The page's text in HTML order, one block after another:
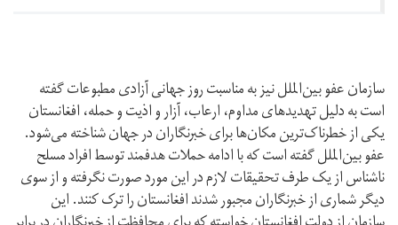
سازمان عفو بین‌الملل نیز به مناسبت روز جهانی آزادی مطبوعات گفته
است به دلیل تهدیدهای مداوم، ارعاب، آزار و اذیت و حمله، افغانستان
یکی از خطرناک‌ترین مکان‌ها برای خبرنگاران در جهان شناخته می‌شود.
عفو بین‌الملل گفته است که با ادامه حملات هدفمند توسط افراد مسلح
ناشناس از یک طرف تحقیقات لازم در این مورد صورت نگرفته و از سوی
دیگر شماری از خبرنگاران مجبور شدند افغانستان را ترک کنند. این